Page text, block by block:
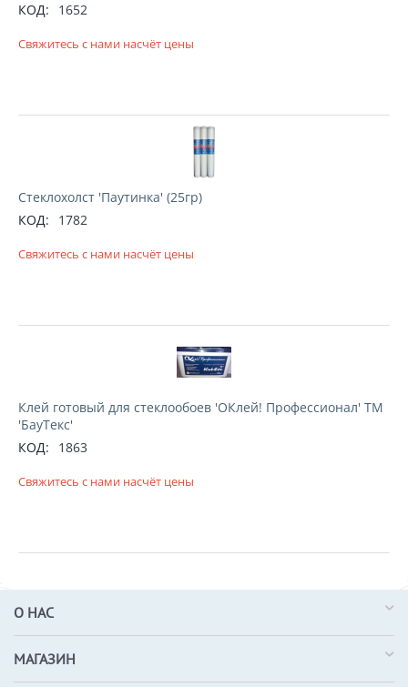
КОД:
1652
Свяжитесь с нами насчёт цены
Стеклохолст 'Паутинка' (25гр)
КОД:
1782
Свяжитесь с нами насчёт цены
Клей готовый для стеклообоев 'ОКлей! Профессионал' ТМ
'БауТекс'
КОД:
1863
Свяжитесь с нами насчёт цены
О НАС
МАГАЗИН